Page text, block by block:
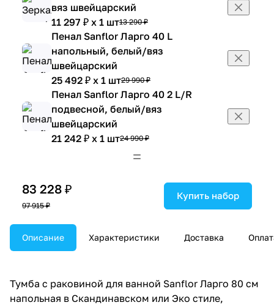
вяз швейцарский
11 297 ₽ x 1 шт13 290 ₽
Пенал Sanflor Ларго 40 L
напольный, белый/вяз
швейцарский
25 492 ₽ x 1 шт29 990 ₽
Пенал Sanflor Ларго 40 2 L/R
подвесной, белый/вяз
швейцарский
21 242 ₽ x 1 шт24 990 ₽
83 228 ₽
97 915 ₽
Купить набор
Описание Характеристики Доставка
Тумба с раковиной для ванной Sanflor Ларго 80 см
напольная в Скандинавском или Эко стиле,